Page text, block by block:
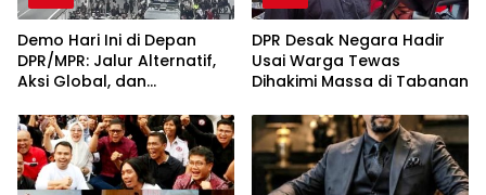
Demo Hari Ini di Depan
DPR/MPR: Jalur Alternatif,
Aksi Global, dan
Agustus 2026
DPR Desak Negara Hadir
Usai Warga Tewas
Dihakimi Massa di Tabanan